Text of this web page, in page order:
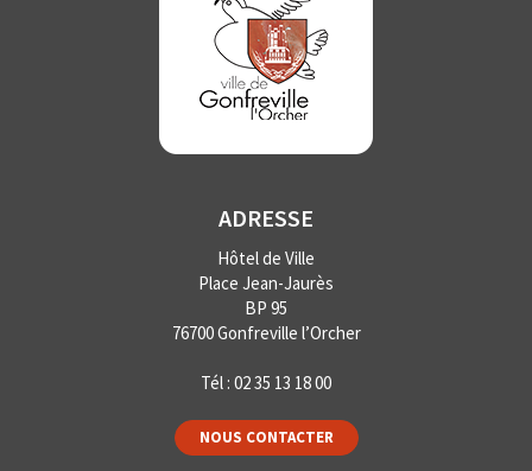
ADRESSE
Hôtel de Ville
Place Jean-Jaurès
BP 95
76700 Gonfreville l’Orcher
Tél : 02 35 13 18 00
NOUS CONTACTER